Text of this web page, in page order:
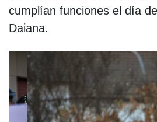
cumplían funciones el día
Daiana.